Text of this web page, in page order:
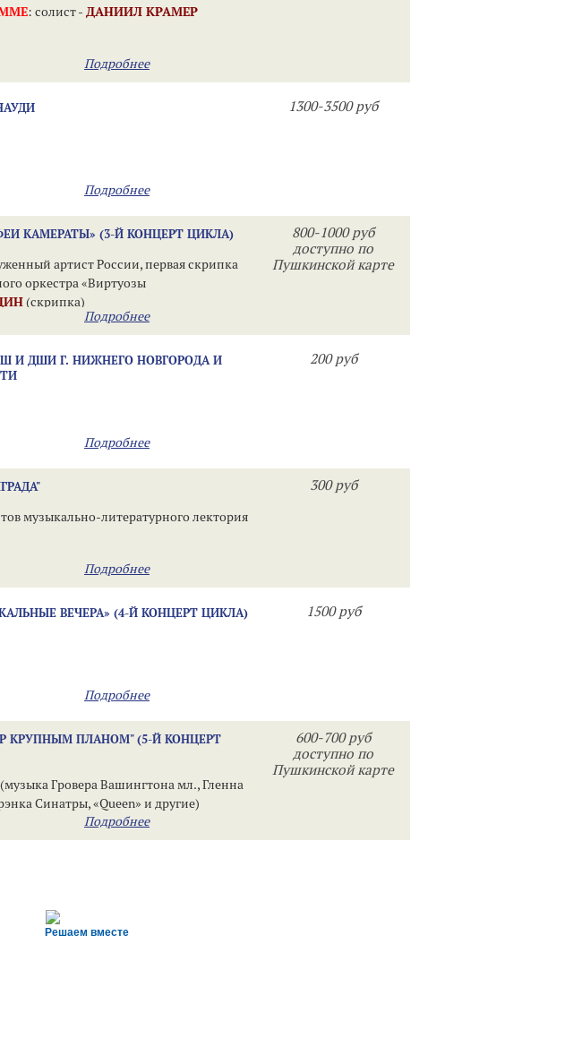
: солист - ДАНИИЛ КРАМЕР
Подробнее
Подробнее
1300-3500 руб
КАМЕРАТЫ» (3-Й КОНЦЕРТ ЦИКЛА)
артист России, первая скрипка
оркестра «Виртуозы
(скрипка)
Подробнее
800-1000 руб
доступно по
Пушкинской карте
И ДШИ Г. НИЖНЕГО НОВГОРОДА И
Подробнее
200 руб
музыкально-литературного лектория
Подробнее
300 руб
ВЕЧЕРА» (4-Й КОНЦЕРТ ЦИКЛА)
Подробнее
1500 руб
КРУПНЫМ ПЛАНОМ" (5-Й КОНЦЕРТ
(музыка Гровера Вашингтона мл., Гленна
Синатры, «Queen» и другие)
Подробнее
600-700 руб
доступно по
Пушкинской карте
Решаем вместе